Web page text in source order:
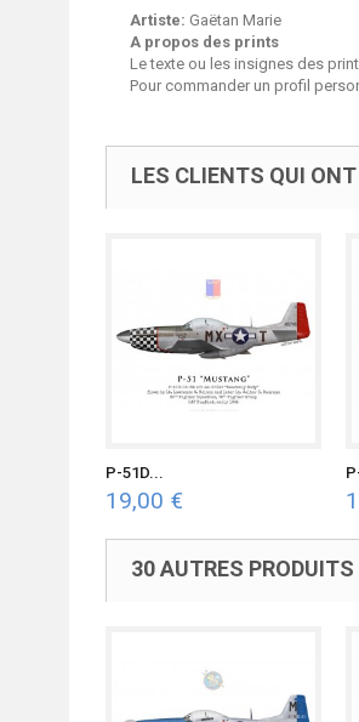
Artiste: Gaëtan Marie
A propos des prints
Le texte ou les insignes des
Pour commander un profil
LES CLIENTS QUI
P-51D...
19,00 €
30 AUTRES